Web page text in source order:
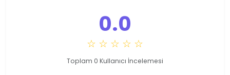
0.0
☆ ☆ ☆ ☆ ☆
Toplam 0 Kullanıcı İncelemesi